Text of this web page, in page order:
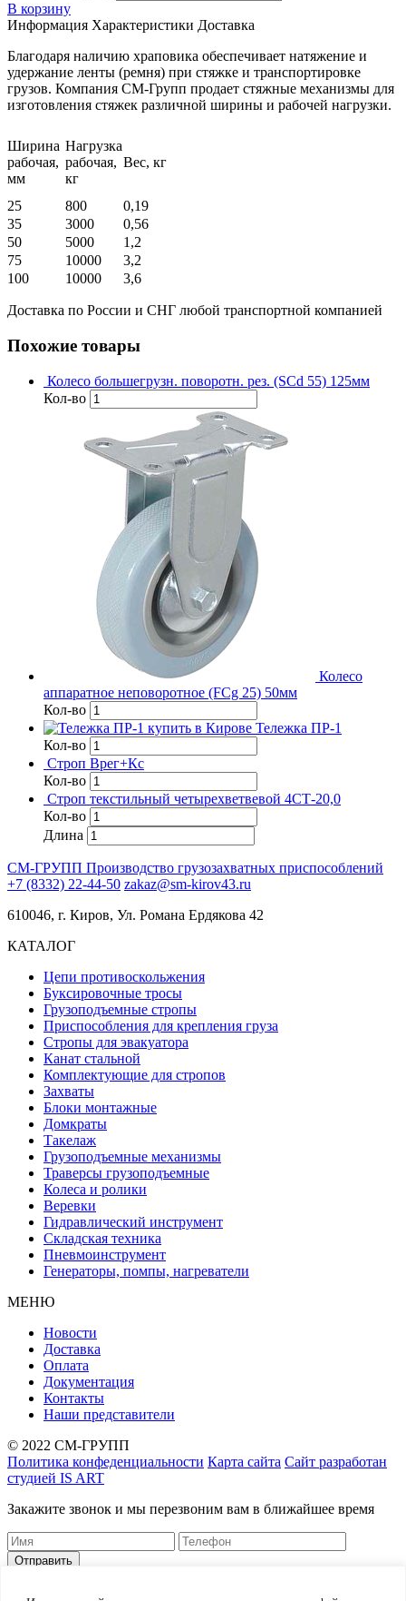
В корзину
Информация Характеристики Доставка
Благодаря наличию храповика обеспечивает натяжение и
удержание ленты (ремня) при стяжке и транспортировке
грузов. Компания СМ-Групп продает стяжные механизмы для
изготовления стяжек различной ширины и рабочей нагрузки.
Ширина
рабочая,
мм
Нагрузка
рабочая,
кг
Вес, кг
25 800
0,19
35
3000
0,56
50
5000
1,2
75
10000
3,2
100
10000 3,6
Доставка по России и СНГ любой транспортной компанией
Похожие товары
Колесо большегрузн. поворотн. рез. (SCd 55) 125мм
Кол-во
Колесо
аппаратное неповоротное (FCg 25) 50мм
Кол-во
Тележка ПР-1
Кол-во
Строп Врег+Кс
Кол-во
Строп текстильный четырехветвевой 4СТ-20,0
Кол-во
Длина
СМ-ГРУПП Производство грузозахватных приспособлений
+7 (8332) 22-44-50 zakaz@sm-kirov43.ru
610046, г. Киров, Ул. Романа Ердякова 42
КАТАЛОГ
Цепи противоскольжения
Буксировочные тросы
Грузоподъемные стропы
Приспособления для крепления груза
Стропы для эвакуатора
Канат стальной
Комплектующие для стропов
Захваты
Блоки монтажные
Домкраты
Такелаж
Грузоподъемные механизмы
Траверсы грузоподъемные
Колеса и ролики
Веревки
Гидравлический инструмент
Складская техника
Пневмоинструмент
Генераторы, помпы, нагреватели
МЕНЮ
Новости
Доставка
Оплата
Документация
Контакты
Наши представители
© 2022 СМ-ГРУПП
Политика конфеденциальности Карта сайта Сайт разработан
студией IS ART
Закажите звонок и мы перезвоним вам в ближайшее время